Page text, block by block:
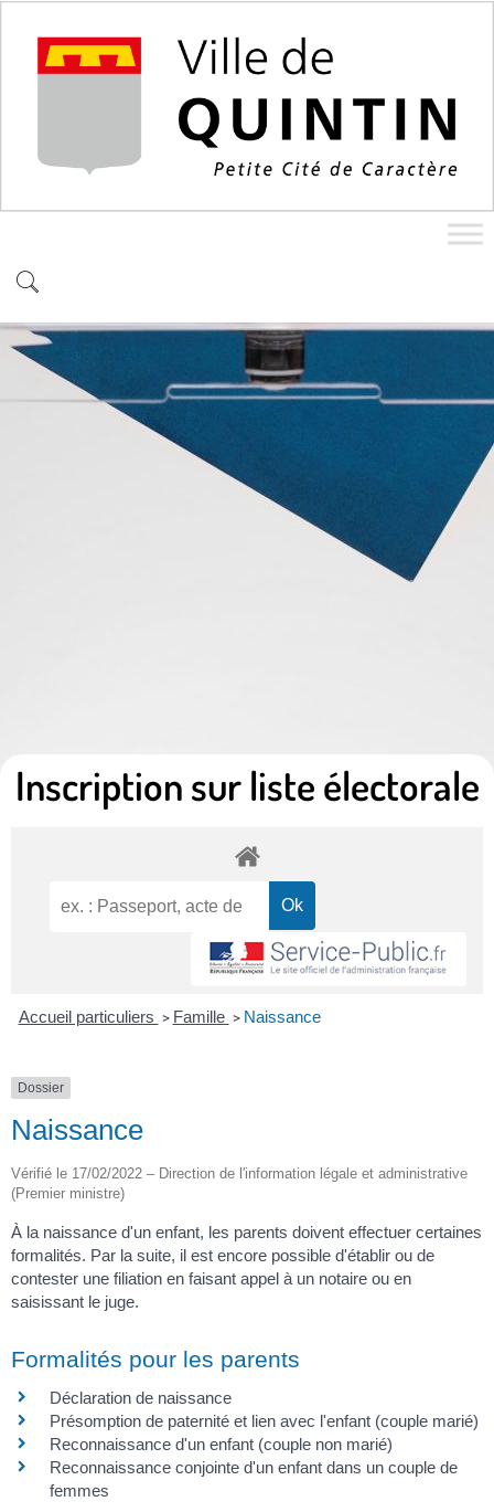
Inscription sur liste électorale
Accueil particuliers > Famille > Naissance
Dossier
Naissance
Vérifié le 17/02/2022 – Direction de l'information légale et administrative
(Premier ministre)
À la naissance d'un enfant, les parents doivent effectuer certaines
formalités. Par la suite, il est encore possible d'établir ou de
contester une filiation en faisant appel à un notaire ou en
saisissant le juge.
Formalités pour les parents
Déclaration de naissance
Présomption de paternité et lien avec l'enfant (couple marié)
Reconnaissance d'un enfant (couple non marié)
Reconnaissance conjointe d'un enfant dans un couple de
femmes